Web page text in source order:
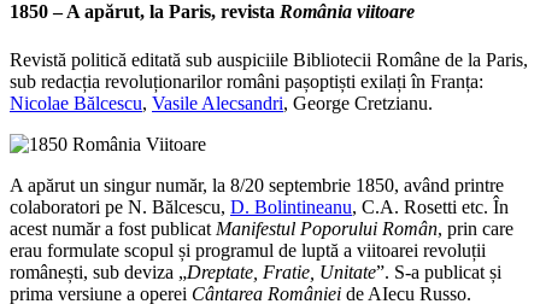
1850 – A apărut, la Paris, revista România viitoare
Revistă politică editată sub auspiciile Bibliotecii Române de la Paris,
sub redacția revoluționarilor români pașoptiști exilați în Franța:
Nicolae Bălcescu, Vasile Alecsandri, George Cretzianu.
A apărut un singur număr, la 8/20 septembrie 1850, având printre
colaboratori pe N. Bălcescu, D. Bolintineanu, C.A. Rosetti etc. În
acest număr a fost publicat Manifestul Poporului Român, prin care
erau formulate scopul și programul de luptă a viitoarei revoluții
românești, sub deviza „Dreptate, Fratie, Unitate”. S-a publicat și
prima versiune a operei Cântarea României de AIecu Russo.